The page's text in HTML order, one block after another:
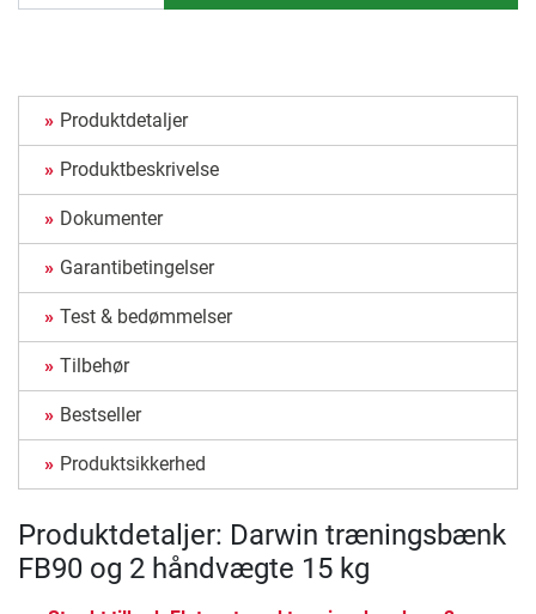
Produktdetaljer
Produktbeskrivelse
Dokumenter
Garantibetingelser
Test & bedømmelser
Tilbehør
Bestseller
Produktsikkerhed
Produktdetaljer: Darwin træningsbænk
FB90 og 2 håndvægte 15 kg